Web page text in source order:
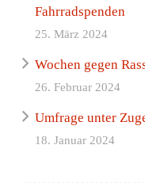
Fahrradspenden
25. März 2024
Wochen gegen
26. Februar 2024
Umfrage unter
18. Januar 2024